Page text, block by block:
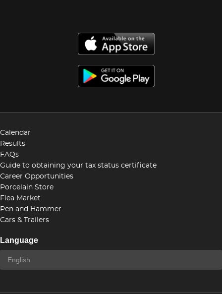
Calendar
Results
FAQs
Guide to obtaining your tax status certificate
Career Opportunities
Porcelain Store
Flea Market
Pen and Hammer
Cars & Trailers
Language